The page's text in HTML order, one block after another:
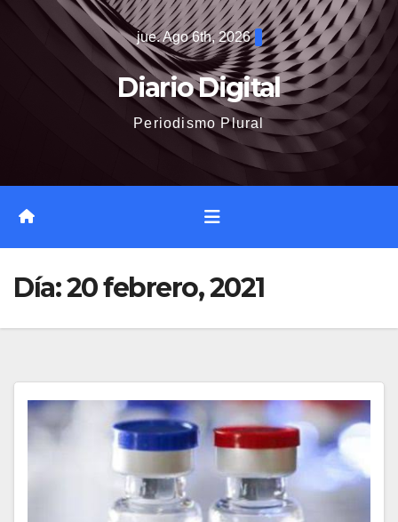
jue. Ago 6th, 2026
Diario Digital
Periodismo Plural
Día:20 febrero, 2021